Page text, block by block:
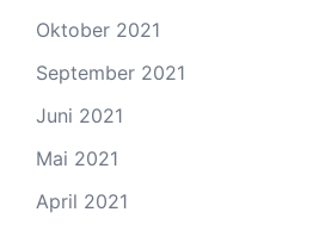
Oktober 2021
September 2021
Juni 2021
Mai 2021
April 2021